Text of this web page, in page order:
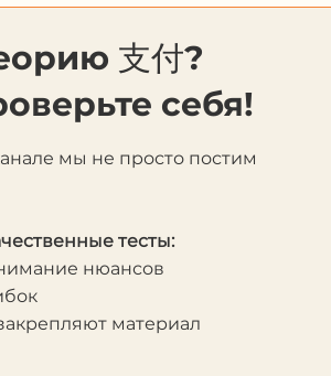
支付?
себя!
мы не просто постим
тесты:
нюансов
материал